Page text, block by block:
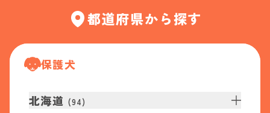
都道府県から探す
保護犬
北海道 (94)